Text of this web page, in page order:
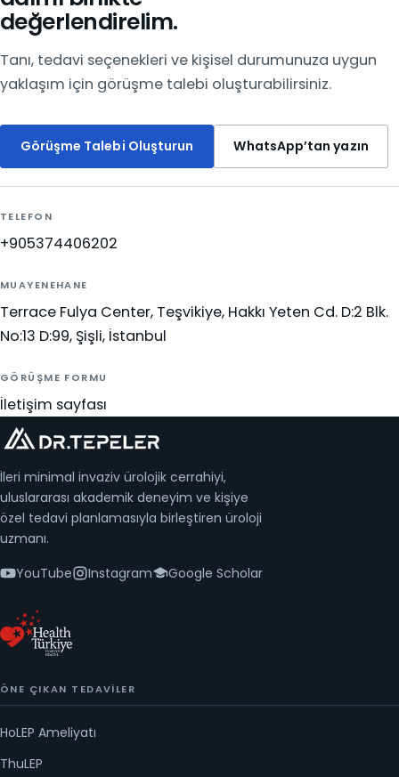
değerlendirelim.
Tanı, tedavi seçenekleri ve kişisel durumunuza uygun
yaklaşım için görüşme talebi oluşturabilirsiniz.
Görüşme Talebi Oluşturun WhatsApp’tan yazın
TELEFON
+905374406202
MUAYENEHANE
Terrace Fulya Center, Teşvikiye, Hakkı Yeten Cd. D:2 Blk.
No:13 D:99, Şişli, İstanbul
GÖRÜŞME FORMU
İletişim sayfası
İleri minimal invaziv ürolojik cerrahiyi,
uluslararası akademik deneyim ve kişiye
özel tedavi planlamasıyla birleştiren üroloji
uzmanı.
YouTube
Instagram Google Scholar
ÖNE ÇIKAN TEDAVILER
HoLEP Ameliyatı
ThuLEP